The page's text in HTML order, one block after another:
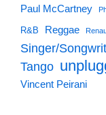
Paul McCartney
R&B Reggae
Singer/
Tango
Vincent Peirani